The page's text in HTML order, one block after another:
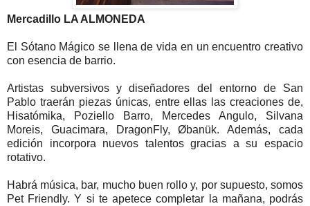
Mercadillo LA ALMONEDA
El Sótano Mágico se llena de vida en un encuentro creativo
con esencia de barrio.
Artistas subversivos y diseñadores del entorno de San
Pablo traerán piezas únicas, entre ellas las creaciones de,
Hisatómika, Poziello Barro, Mercedes Angulo, Silvana
Moreis, Guacimara, DragonFly, Øbanük. Además, cada
edición incorpora nuevos talentos gracias a su espacio
rotativo.
Habrá música, bar, mucho buen rollo y, por supuesto, somos
Pet Friendly. Y si te apetece completar la mañana, podrás